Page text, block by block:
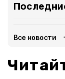
Все новости